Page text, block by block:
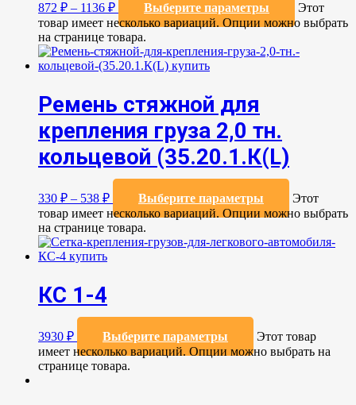
872 ₽ – 1136 ₽ Выберите параметры
Этот
товар имеет несколько вариаций. Опции можно выбрать
на странице товара.
Ремень стяжной для
крепления груза 2,0 тн.
кольцевой (35.20.1.К(L)
330 ₽ – 538 ₽ Выберите параметры
Этот
товар имеет несколько вариаций. Опции можно выбрать
на странице товара.
КС 1-4
3930 ₽ Выберите параметры
Этот товар
имеет несколько вариаций. Опции можно выбрать на
странице товара.